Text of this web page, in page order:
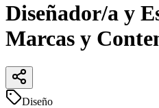
Diseñador/a y
Marcas y
Diseño